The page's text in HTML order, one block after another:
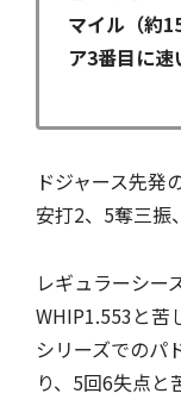
マイル（約
ア3番目に
ドジャース先発
安打2、5奪三振
レギュラーシー
WHIP1.553と苦
シリーズでのパ
り、5回6失点と